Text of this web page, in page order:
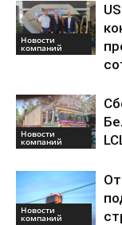
Новости
компаний
Новости
компаний
Новости
компаний